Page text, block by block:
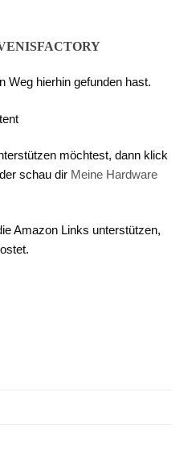
Weg hierhin gefunden hast.
möchtest, dann klick
schau dir Meine Hardware
Amazon Links unterstützen,